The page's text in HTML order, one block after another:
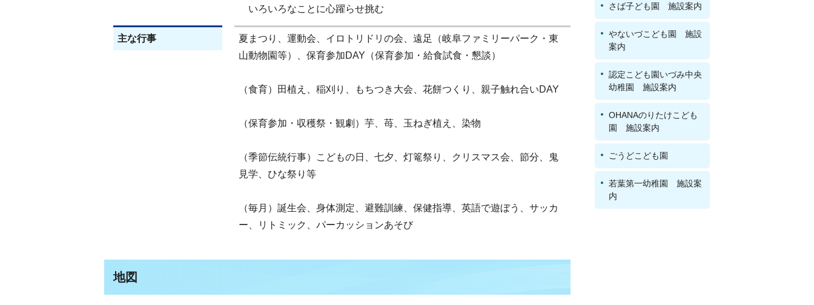
いろいろなことに心躍らせ挑む
主な行事
夏まつり、運動会、イロトリドリの会、遠足（岐阜ファミリーパーク・東
山動物園等）、保育参加DAY（保育参加・給食試食・懇談）
（食育）田植え、稲刈り、もちつき大会、花餅つくり、親子触れ合いDAY
（保育参加・収穫祭・観劇）芋、苺、玉ねぎ植え、染物
（季節伝統行事）こどもの日、七夕、灯篭祭り、クリスマス会、節分、鬼
見学、ひな祭り等
（毎月）誕生会、身体測定、避難訓練、保健指導、英語で遊ぼう、サッカ
ー、リトミック、パーカッションあそび
地図
さば子ども園 施設案内
やないづこども園 施設
案内
認定こども園いづみ中央
幼稚園 施設案内
OHANAのりたけこども
園 施設案内
ごうどこども園
若葉第一幼稚園 施設案
内